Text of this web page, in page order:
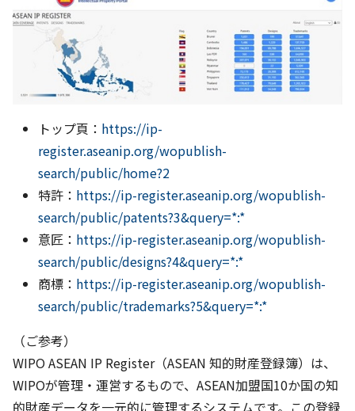
トップ頁： https://ip-
register.aseanip.org/wopublish-
search/public/home?2
特許： https://ip-register.aseanip.org/wopublish-
search/public/patents?3&query=*:*
意匠： https://ip-register.aseanip.org/wopublish-
search/public/designs?4&query=*:*
商標： https://ip-register.aseanip.org/wopublish-
search/public/trademarks?5&query=*:*
（ご参考）
WIPO ASEAN IP Register（ASEAN 知的財産登録簿）は、
WIPOが管理・運営するもので、ASEAN加盟国10か国の知
的財産データを一元的に管理するシステムです。この登録